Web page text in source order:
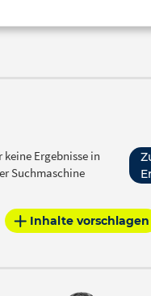
keine Ergebnisse in
Suchmaschine
Inhalte vorschlagen